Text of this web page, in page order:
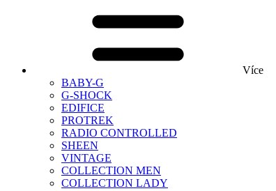
Více
BABY-G
G-SHOCK
EDIFICE
PROTREK
RADIO CONTROLLED
SHEEN
VINTAGE
COLLECTION MEN
COLLECTION LADY